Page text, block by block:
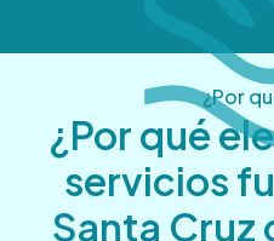
¿Por
¿Por qué
servicios
Santa Cruz